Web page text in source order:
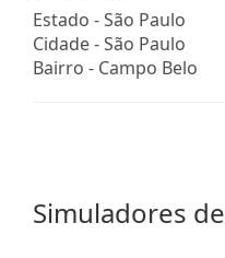
Estado -São Paulo
Cidade -São Paulo
Bairro - Campo Belo
Simuladores de